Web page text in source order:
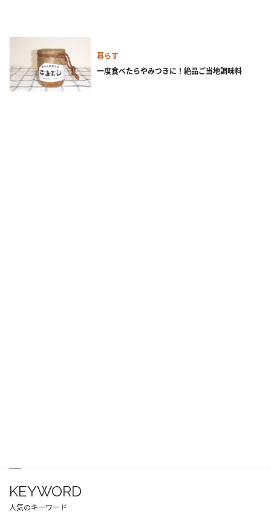
暮らす
一度食べたらやみつきに！絶品ご当地調味料
KEYWORD
人気のキーワード